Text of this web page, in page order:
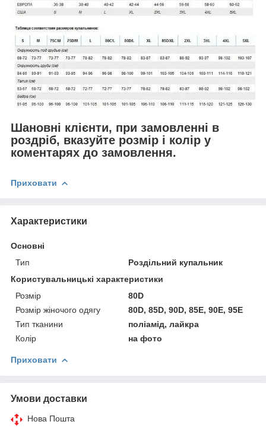
Шановні клієнти, при замовленні в
роздріб, вказуйте розмір і колір у
коментарях до замовлення.
Приховати
Характеристики
Основні
Тип
Роздільний купальник
Користувальницькі характеристики
Розмір
80D
Розмір жіночого одягу
80D, 85D, 90D, 85E, 90E, 95E
Тип тканини
поліамід, лайкра
Колір
на фото
Приховати
Умови доставки
Нова Пошта